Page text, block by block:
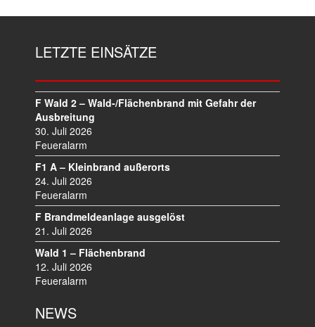
LETZTE EINSÄTZE
F Wald 2 – Wald-/Flächenbrand mit Gefahr der
Ausbreitung
30. Juli 2026
Feueralarm
F1 A – Kleinbrand außerorts
24. Juli 2026
Feueralarm
F Brandmeldeanlage ausgelöst
21. Juli 2026
Wald 1 – Flächenbrand
12. Juli 2026
Feueralarm
NEWS